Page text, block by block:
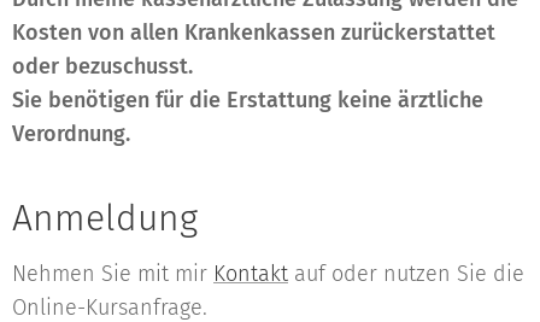
Kosten von allen Krankenkassen zurückerstattet
oder bezuschusst.
Sie benötigen für die Erstattung keine ärztliche
Verordnung.
Anmeldung
Nehmen Sie mit mir Kontakt auf oder nutzen Sie die
Online-Kursanfrage.